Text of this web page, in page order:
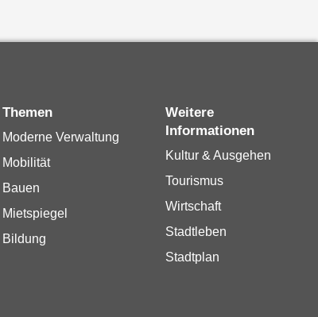
Themen
Moderne Verwaltung
Mobilität
Bauen
Mietspiegel
Bildung
Weitere
Informationen
Kultur & Ausgehen
Tourismus
Wirtschaft
Stadtleben
Stadtplan